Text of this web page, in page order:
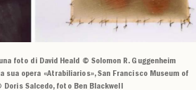
foto di David Heald © Solomon R. Guggenheim
sua opera «Atrabiliarios», San Francisco Museum of
Doris Salcedo, foto Ben Blackwell